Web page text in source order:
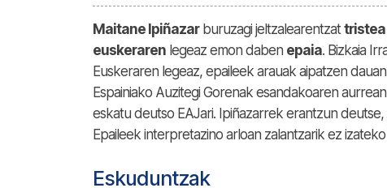
Maitane Ipiñazarburuzagi jeltzalearentzattristea
euskeraren legeaz emon daben epaia. Bizkaia
Euskeraren legeaz, epaileek arauak aipatzen
Espainiako Auzitegi Gorenak esandakoaren
eskatu deutso EAJari. Ipiñazarrek erantzun
Epaileek interpretazino arloan zalantzarik ez
Eskuduntzak